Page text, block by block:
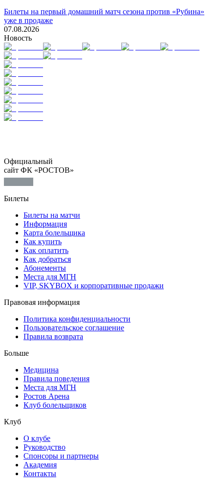
Билеты на первый домашний матч сезона против «Рубина»
уже в продаже
07.08.2026
Новость
Официальный
сайт ФК «РОСТОВ»
Билеты
Билеты на матчи
Информация
Карта болельщика
Как купить
Как оплатить
Как добраться
Абонементы
Места для МГН
VIP, SKYBOX и корпоративные продажи
Правовая информация
Политика конфиденциальности
Пользовательское соглашение
Правила возврата
Больше
Медицина
Правила поведения
Места для МГН
Ростов Арена
Клуб болельщиков
Клуб
О клубе
Руководство
Спонсоры и партнеры
Академия
Контакты